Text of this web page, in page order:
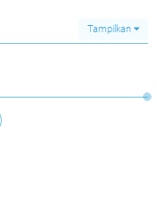
Tampilkan